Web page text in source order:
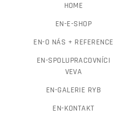
HOME
EN-E-SHOP
EN-O NÁS + REFERENCE
EN-SPOLUPRACOVNÍCI
VEVA
EN-GALERIE RYB
EN-KONTAKT